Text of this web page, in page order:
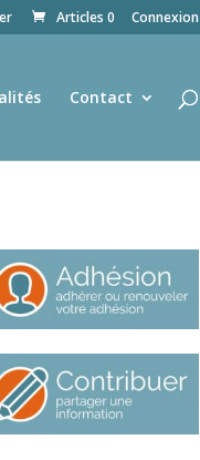
Connexion
Articles 0
Contact